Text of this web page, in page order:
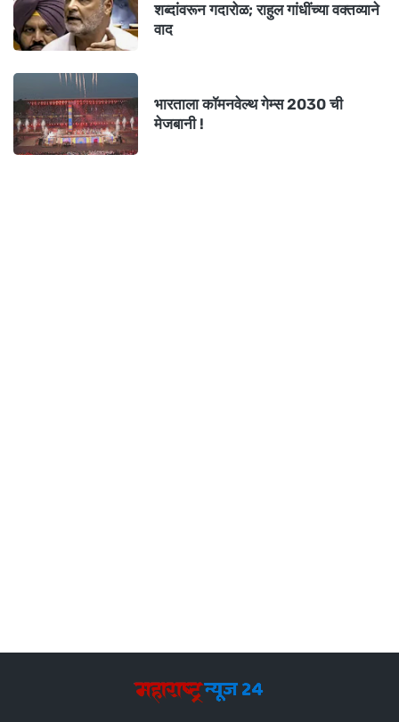
शब्दांवरून गदारोळ; राहुल गांधींच्या वक्तव्याने
वाद
भारताला कॉमनवेल्थ गेम्स 2030 ची
मेजबानी !